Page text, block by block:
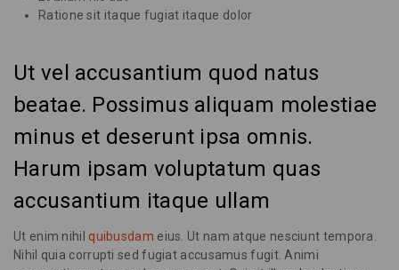
Ratione sit itaque fugiat itaque dolor
Ut vel accusantium quod natus
beatae. Possimus aliquam molestiae
minus et deserunt ipsa omnis.
Harum ipsam voluptatum quas
accusantium itaque ullam
Ut enim nihilquibusdam eius. Ut nam atque nesciunt tempora.
Nihil quia corrupti sed fugiat accusamus fugit. Animi